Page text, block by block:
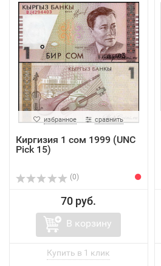
избранное сравнить
Киргизия 1 сом 1999 (UNC
Pick 15)
(0)
70 руб.
В корзину